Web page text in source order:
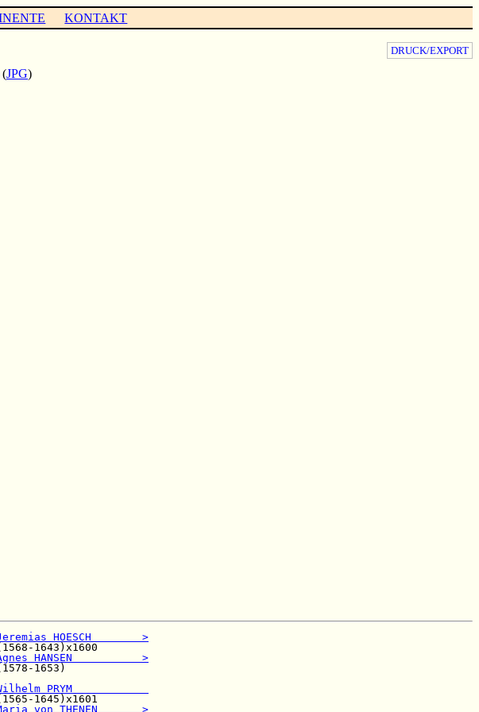
KONTAKT
DRUCK/EXPORT
(JPG)
HOESCH        >
| (1568-1643)x1600
HANSEN           >
(1578-1653)
PRYM
| (1565-1645)x1601
von THENEN       >